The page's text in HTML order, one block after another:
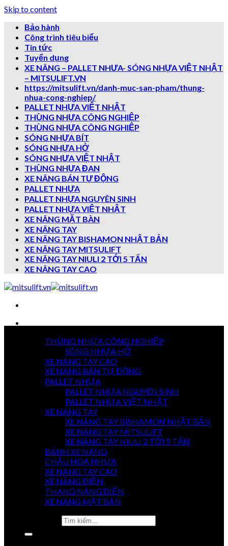
Skip to content
Bảo hành
Công trình tiêu biểu
Tin tức
Tuyển dụng
XE NÂNG – PALLET NHƯA- SÓNG NHỰA VIỆT NHẬT
– MITSULIFT.VN
https://mitsulift.vn/danh-muc-san-pham/thung-
nhua-cong-nghiep/
PALLET NHỰA VIỆT NHẬT
THÙNG NHỰA CÔNG NGHIỆP
THÙNG NHỰA CÔNG NGHIỆP
SÓNG NHỰA BÍT
SÓNG NHỰA HỞ
SÓNG NHƯA VIỆT NHẬT
THÙNG NHỰA ĐAN
XE NÂNG BÁN TỰ ĐỘNG
PALLET NHỰA
PALLET NHỰA NGUYÊN SINH
PALLET NHỰA VIỆT NHẬT
XE NÂNG MẶT BÀN
XE NÂNG TAY
XE NÂNG TAY BISHAMON NHẬT BẢN
XE NÂNG TAY MITSULIFT
XE NÂNG TAY NIULI 2 TỚI 5 TẤN
XE NÂNG TAY CAO
7 NGÀY
TOÀN QUỐC
THANH TOÁN
KHI NHẬN HÀNG
TỐT NHẤT
0915 851 488
THÙNG NHỰA CÔNG NGHIỆP
SÓNG NHỰA HỞ
XE NÂNG TAY CAO
XE NÂNG BÁN TỰ ĐỘNG
PALLET NHỰA
PALLET NHỰA NGUYÊN SINH
PALLET NHỰA VIỆT NHẬT
XE NÂNG TAY
XE NÂNG TAY BISHAMON NHẬT BẢN
XE NÂNG TAY MITSULIFT
XE NÂNG TAY NIULI 2 TỚI 5 TẤN
BÁNH XE NÂNG
CHẬU HOA NHỰA
XE NÂNG TAY CAO
XE NÂNG ĐIỆN
THANG NÂNG ĐIỆN
XE NÂNG MẶT BÀN